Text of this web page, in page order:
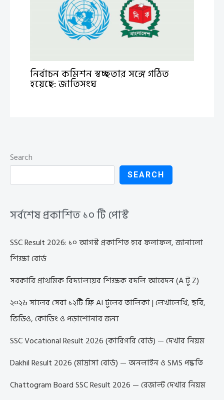
নির্বাচন কমিশন স্বচ্ছতার সঙ্গে গঠিত
হয়েছে: জাতিসংঘ
Search
SEARCH
সর্বশেষ প্রকাশিত ১০ টি পোস্ট
SSC Result 2026: ১০ আগস্ট প্রকাশিত হবে ফলাফল, জানালো
শিক্ষা বোর্ড
সরকারি প্রাথমিক বিদ্যালয়ের শিক্ষক বদলি আবেদন (A টু Z)
২০২৬ সালের সেরা ১২টি ফ্রি AI টুলের তালিকা | লেখালেখি, ছবি,
ভিডিও, কোডিং ও পড়াশোনার জন্য
SSC Vocational Result 2026 (কারিগরি বোর্ড) — দেখার নিয়ম
Dakhil Result 2026 (মাদ্রাসা বোর্ড) — অনলাইন ও SMS পদ্ধতি
Chattogram Board SSC Result 2026 — রেজাল্ট দেখার নিয়ম